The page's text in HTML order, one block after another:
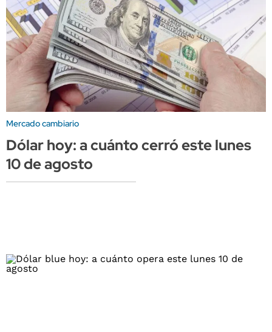
Mercado cambiario
Dólar hoy: a cuánto cerró este lunes
10 de agosto